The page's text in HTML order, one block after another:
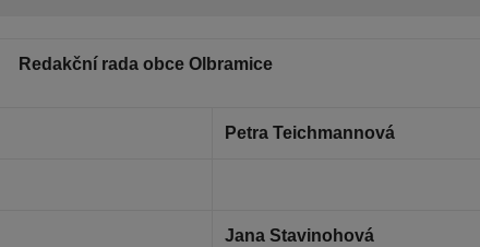
Redakční rada obce Olbramice
Petra Teichmannová
Jana Stavinohová